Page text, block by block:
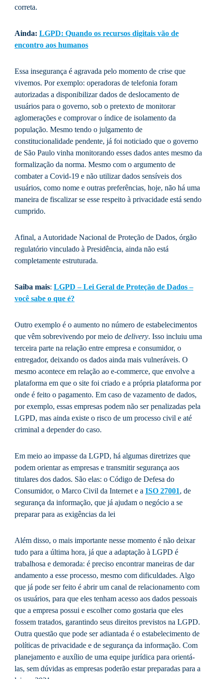
correta.
Ainda: LGPD: Quando os recursos digitais vão de
encontro aos humanos
Essa insegurança é agravada pelo momento de crise que
vivemos. Por exemplo: operadoras de telefonia foram
autorizadas a disponibilizar dados de deslocamento de
usuários para o governo, sob o pretexto de monitorar
aglomerações e comprovar o índice de isolamento da
população. Mesmo tendo o julgamento de
constitucionalidade pendente, já foi noticiado que o governo
de São Paulo vinha monitorando esses dados antes mesmo da
formalização da norma. Mesmo com o argumento de
combater a Covid-19 e não utilizar dados sensíveis dos
usuários, como nome e outras preferências, hoje, não há uma
maneira de fiscalizar se esse respeito à privacidade está sendo
cumprido.
Afinal, a Autoridade Nacional de Proteção de Dados, órgão
regulatório vinculado à Presidência, ainda não está
completamente estruturada.
Saiba mais: LGPD – Lei Geral de Proteção de Dados –
você sabe o que é?
Outro exemplo é o aumento no número de estabelecimentos
que vêm sobrevivendo por meio de delivery. Isso incluiu uma
terceira parte na relação entre empresa e consumidor, o
entregador, deixando os dados ainda mais vulneráveis. O
mesmo acontece em relação ao e-commerce, que envolve a
plataforma em que o site foi criado e a própria plataforma por
onde é feito o pagamento. Em caso de vazamento de dados,
por exemplo, essas empresas podem não ser penalizadas pela
LGPD, mas ainda existe o risco de um processo civil e até
criminal a depender do caso.
Em meio ao impasse da LGPD, há algumas diretrizes que
podem orientar as empresas e transmitir segurança aos
titulares dos dados. São elas: o Código de Defesa do
Consumidor, o Marco Civil da Internet e a ISO 27001, de
segurança da informação, que já ajudam o negócio a se
preparar para as exigências da lei
Além disso, o mais importante nesse momento é não deixar
tudo para a última hora, já que a adaptação à LGPD é
trabalhosa e demorada: é preciso encontrar maneiras de dar
andamento a esse processo, mesmo com dificuldades. Algo
que já pode ser feito é abrir um canal de relacionamento com
os usuários, para que eles tenham acesso aos dados pessoais
que a empresa possui e escolher como gostaria que eles
fossem tratados, garantindo seus direitos previstos na LGPD.
Outra questão que pode ser adiantada é o estabelecimento de
políticas de privacidade e de segurança da informação. Com
planejamento e auxílio de uma equipe jurídica para orientá-
las, sem dúvidas as empresas poderão estar preparadas para a